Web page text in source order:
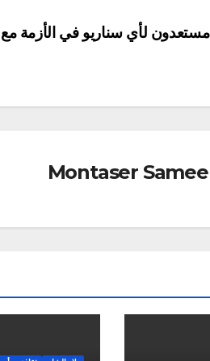
لأي سناريو في الأزمة مع
Montaser